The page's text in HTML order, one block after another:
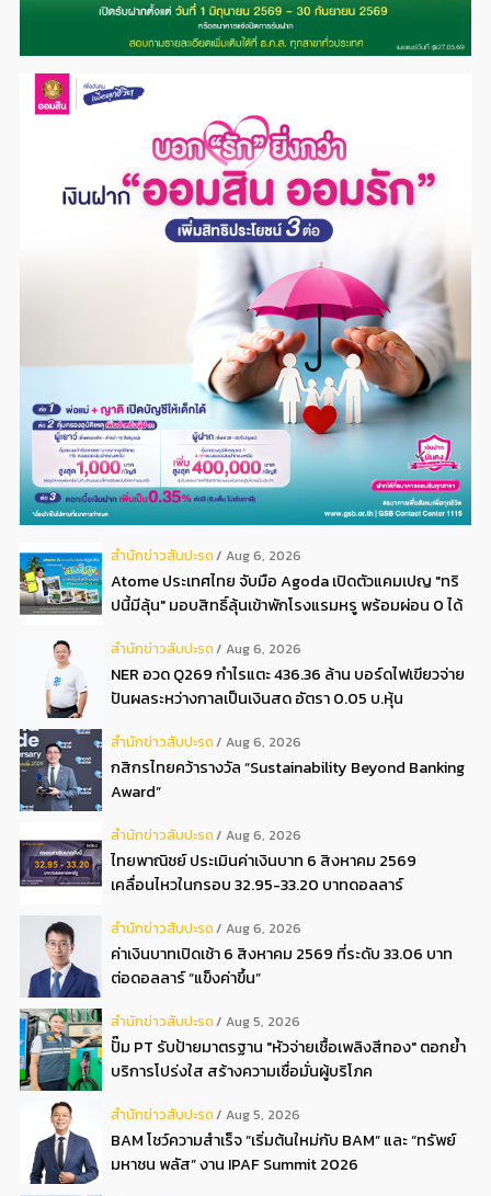
สํานักข่าวสับปะรด Aug 6, 2026
Atome ประเทศไทย จับมือ Agoda เปิดตัวแคมเปญ "ทริ
ปนี้มีลุ้น" มอบสิทธิ์ลุ้นเข้าพักโรงแรมหรู พร้อมผ่อน 0 ได้
สํานักข่าวสับปะรด Aug 6, 2026
NER อวด Q269 กำไรแตะ 436.36 ล้าน บอร์ดไฟเขียวจ่าย
ปันผลระหว่างกาลเป็นเงินสด อัตรา 0.05 บ.หุ้น
สํานักข่าวสับปะรด Aug 6, 2026
กสิกรไทยคว้ารางวัล “Sustainability Beyond Banking
Award”
สํานักข่าวสับปะรด Aug 6, 2026
ไทยพาณิชย์ ประเมินค่าเงินบาท 6 สิงหาคม 2569
เคลื่อนไหวในกรอบ 32.95-33.20 บาทดอลลาร์
สํานักข่าวสับปะรด Aug 6, 2026
ค่าเงินบาทเปิดเช้า 6 สิงหาคม 2569 ที่ระดับ 33.06 บาท
ต่อดอลลาร์ “แข็งค่าขึ้น”
สํานักข่าวสับปะรด Aug 5, 2026
ปั๊ม PT รับป้ายมาตรฐาน "หัวจ่ายเชื้อเพลิงสีทอง" ตอกย้ำ
บริการโปร่งใส สร้างความเชื่อมั่นผู้บริโภค
สํานักข่าวสับปะรด Aug 5, 2026
BAM โชว์ความสำเร็จ “เริ่มต้นใหม่กับ BAM” และ “ทรัพย์
มหาชน พลัส” งาน IPAF Summit 2026